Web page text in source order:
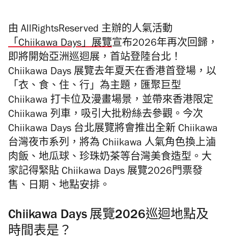
由 AllRightsReserved 主辦的人氣活動
「Chiikawa Days」展覽宣布2026年再次回歸，
即將開始亞洲巡迴展，首站登陸台北！
Chiikawa Days 展覽去年夏天在香港首登場，以
「衣、食、住、行」為主題，匯聚巨型
Chiikawa 打卡位及漫畫場景，並帶來香港限定
Chiikawa 列車，吸引大批粉絲去參觀。今次
Chiikawa Days 台北展覽將會推出全新 Chiikawa
台灣夜市系列，將為 Chiikawa 人氣角色換上滷
肉飯、地瓜球、珍珠奶茶等台灣美食造型。大
家記得緊貼 Chiikawa Days 展覽2026門票發
售、日期、地點安排。
Chiikawa Days 展覽2026巡迴地點及
時間表是？